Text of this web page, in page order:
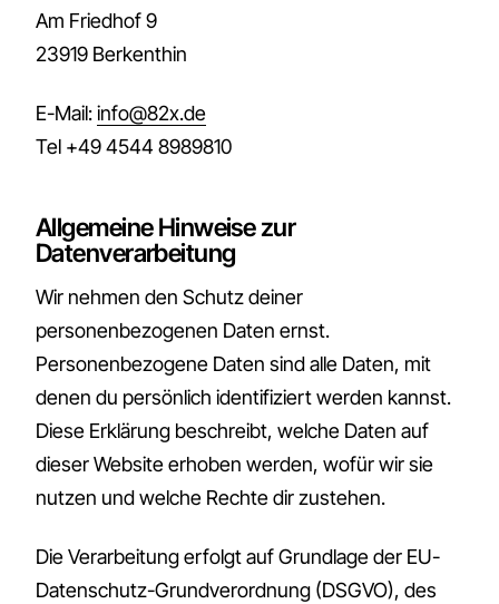
Am Friedhof 9
23919 Berkenthin
E-Mail:info@82x.de
Tel +49 4544 8989810
Allgemeine Hinweise zur
Datenverarbeitung
Wir nehmen den Schutz deiner
personenbezogenen Daten ernst.
Personenbezogene Daten sind alle Daten, mit
denen du persönlich identifiziert werden kannst.
Diese Erklärung beschreibt, welche Daten auf
dieser Website erhoben werden, wofür wir sie
nutzen und welche Rechte dir zustehen.
Die Verarbeitung erfolgt auf Grundlage der EU-
Datenschutz-Grundverordnung (DSGVO), des